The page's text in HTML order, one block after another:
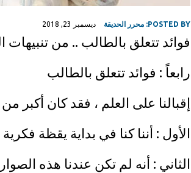
POSTED BY: محرر الحديقة ديسمبر 23, 2018
فوائد تتعلق بالطالب .. من
رابعاً : فوائد تتعلق بالطالب
إقبالنا على العلم ، فقد كان
الأول : أننا كنا في بداية يقظة
الثاني : أنه لم تكن عندنا هذه